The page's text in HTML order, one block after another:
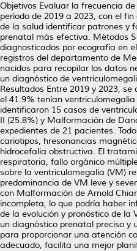
Objetivos Evaluar la frecuencia
período de 2019 a 2023, con el
de la salud identificar patrones y
prenatal más efectiva. Métodos
diagnosticados por ecografía en
registros del departamento de
nacidos para recopilar los datos
un diagnóstico de
Resultados Entre 2019 y 2023,
el 41.9% tenían
identificaron 15 casos de
II (25.8%) y Malformación de
expedientes de 21 pacientes.
cariotipos, hresonancias
hidrocefalia obstructiva. El
respiratoria, fallo orgánico
sobre la ventriculomegalia (VM)
predominancia de VM leve y
con Malformación de Arnold
incompleta, lo que podría haber
de la evolución y pronóstico de la
un diagnóstico prenatal preciso y
para proporcionar una atención
adecuado, facilita una mejor